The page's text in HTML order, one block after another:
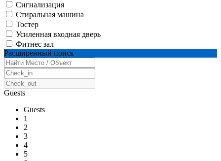
Сигнализация
Стиральная машина
Тостер
Усиленная входная дверь
Фитнес зал
Расширенный поиск
Guests
Guests
1
2
3
4
5